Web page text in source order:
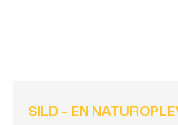
Adresse:
SILD – EN